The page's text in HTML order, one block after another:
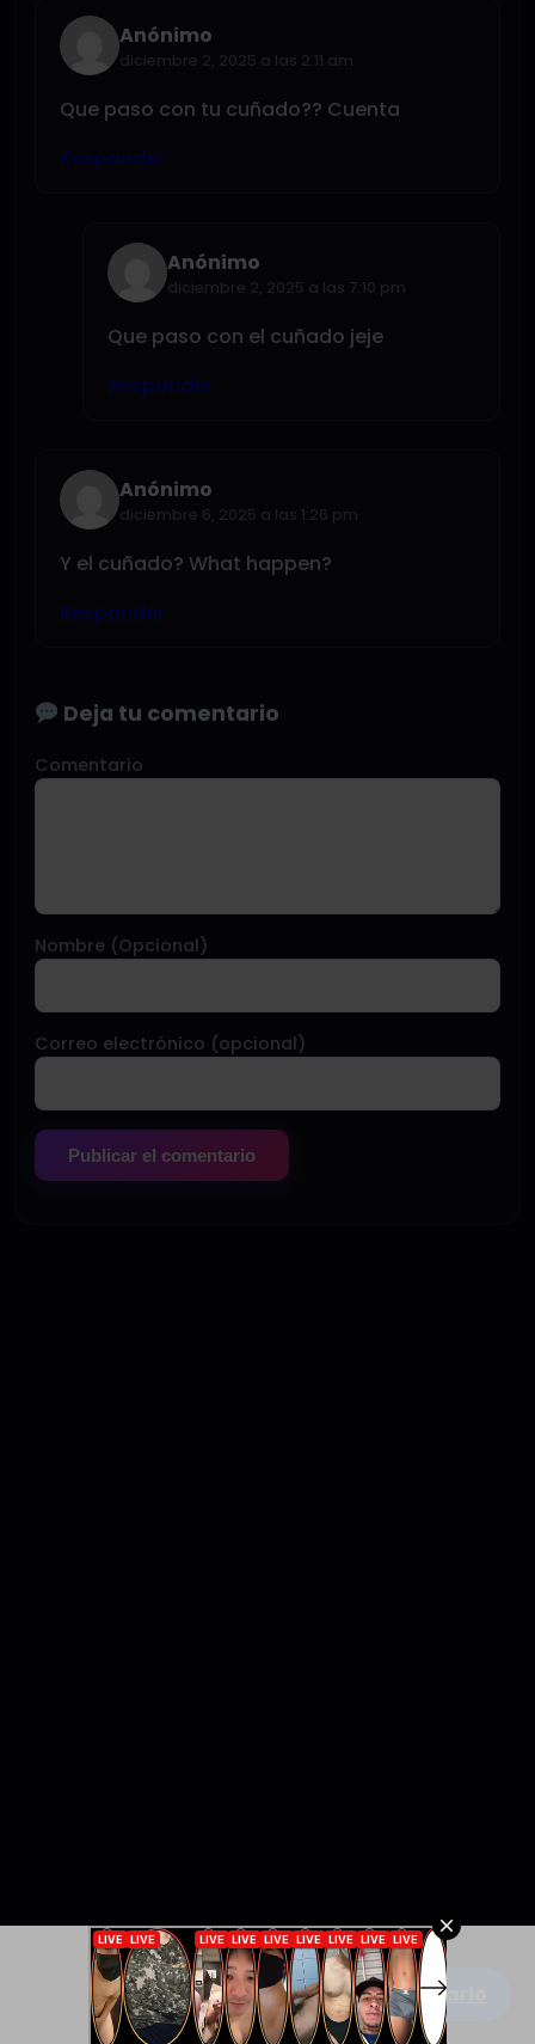
Escribe un comentario
Anónimo
diciembre 2, 2025 a las 2:11 am
Que paso con tu cuñado?? Cuenta
Responder
Anónimo
diciembre 2, 2025 a las 7:10 pm
Que paso con el cuñado jeje
Responder
Anónimo
diciembre 6, 2025 a las 1:26 pm
Y el cuñado? What happen?
Responder
Deja tu comentario
Comentario
Nombre (Opcional)
Correo electrónico (opcional)